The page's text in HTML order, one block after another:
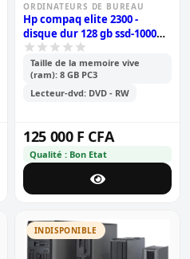
ORDINATEURS DE BUREAU
Hp compaq elite 2300 -
disque dur 128 gb ssd-1000
gb/ram 8 gb
Taille de la memoire vive
(ram): 8 GB PC3
Lecteur-dvd: DVD - RW
125 000 F CFA
Qualité : Bon Etat
INDISPONIBLE